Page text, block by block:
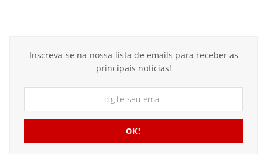
Inscreva-se na nossa lista de emails para receber as
principais notícias!